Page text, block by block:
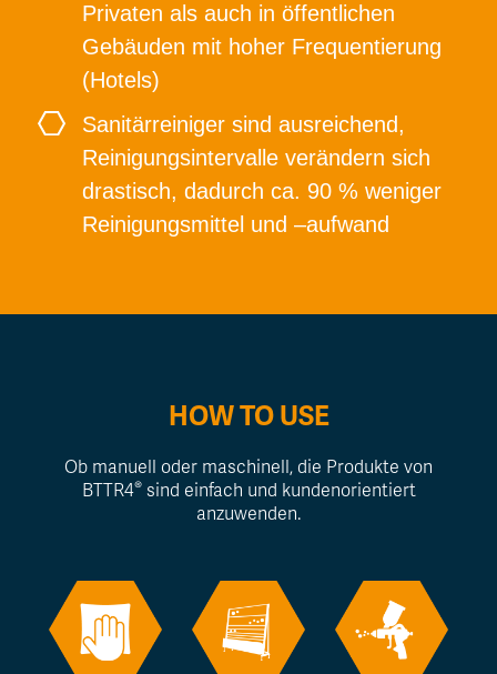
Privaten als auch in öffentlichen
Gebäuden mit hoher Frequentierung
(Hotels)
Sanitärreiniger sind ausreichend,
Reinigungsintervalle verändern sich
drastisch, dadurch ca. 90 % weniger
Reinigungsmittel und –aufwand
HOW TO USE
Ob manuell oder maschinell, die Produkte von
BTTR4®sind einfach und kundenorientiert
anzuwenden.